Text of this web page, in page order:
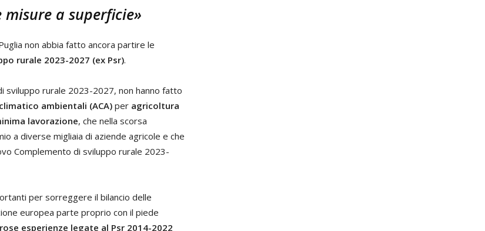
a superficie»
non abbia fatto ancora partire le
rurale 2023-2027 (ex Psr).
sviluppo rurale 2023-2027, non hanno fatto
ambientali (ACA) per agricoltura
lavorazione, che nella scorsa
a diverse migliaia di aziende agricole e che
Complemento di sviluppo rurale 2023-
per sorreggere il bilancio delle
europea parte proprio con il piede
esperienze legate al Psr 2014-2022